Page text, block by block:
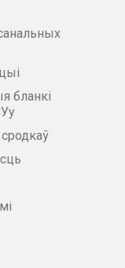
бланкі